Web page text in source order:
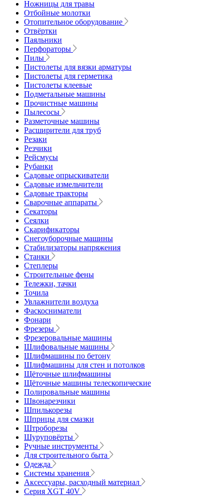
Ножницы для травы
Отбойные молотки
Отопительное оборудование
Отвёртки
Паяльники
Перфораторы
Пилы
Пистолеты для вязки арматуры
Пистолеты для герметика
Пистолеты клеевые
Подметальные машины
Прочистные машины
Пылесосы
Разметочные машины
Расширители для труб
Резаки
Резчики
Рейсмусы
Рубанки
Садовые опрыскиватели
Садовые измельчители
Садовые тракторы
Сварочные аппараты
Секаторы
Сеялки
Скарификаторы
Снегоуборочные машины
Стабилизаторы напряжения
Станки
Степлеры
Строительные фены
Тележки, тачки
Точила
Увлажнители воздуха
Фаскосниматели
Фонари
Фрезеры
Фрезеровальные машины
Шлифовальные машины
Шлифмашины по бетону
Шлифмашины для стен и потолков
Щёточные шлифмашины
Щёточные машины телескопические
Полировальные машины
Швонарезчики
Шпилькорезы
Шприцы для смазки
Штроборезы
Шуруповёрты
Ручные инструменты
Для строительного быта
Одежда
Системы хранения
Аксессуары, расходный материал
Серия XGT 40V